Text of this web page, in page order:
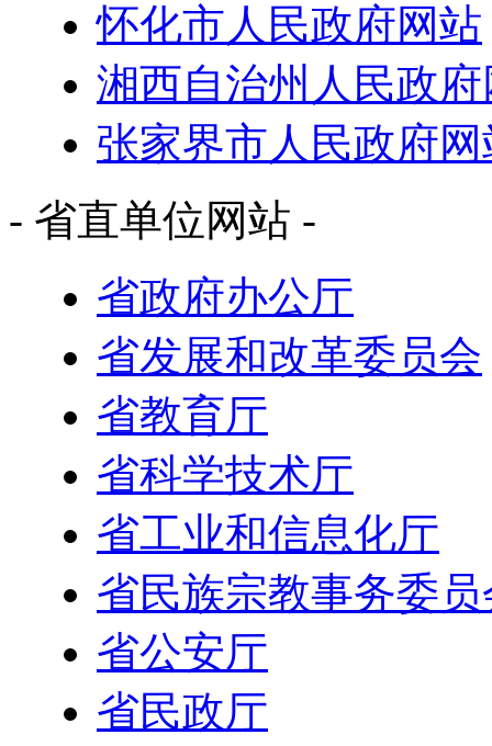
怀化市人民政府网站
湘西自治州人民政
张家界市人民政府网
- 省直单位网站 -
省政府办公厅
省发展和改革委员会
省教育厅
省科学技术厅
省工业和信息化厅
省民族宗教事务委员
省公安厅
省民政厅